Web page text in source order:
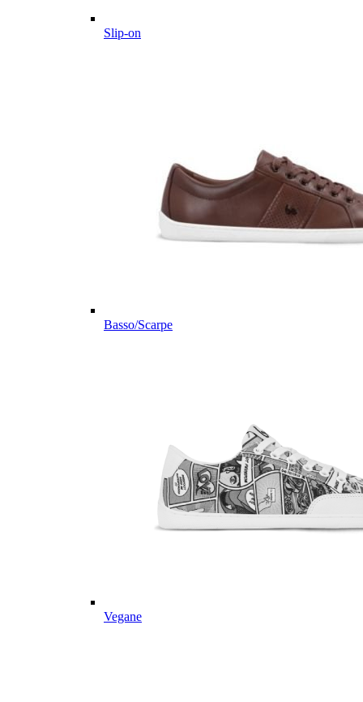
Slip-on
Basso/Scarpe
Vegane